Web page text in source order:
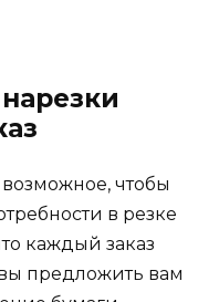
чтобы
в резке
каждый заказ
предложить вам